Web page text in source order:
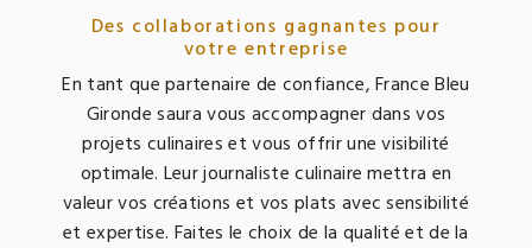
Des collaborations gagnantes pour
votre entreprise
En tant que partenaire de confiance, France Bleu
Gironde saura vous accompagner dans vos
projets culinaires et vous offrir une visibilité
optimale. Leur journaliste culinaire mettra en
valeur vos créations et vos plats avec sensibilité
et expertise. Faites le choix de la qualité et de la